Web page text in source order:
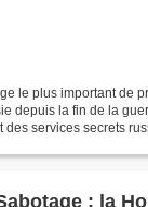
le plus important de
depuis la fin de la
des services secrets
: la